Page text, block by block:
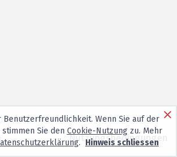
Nutzungsbedingungen
Wenn Sie auf der
Sie den Cookie-Nutzungzu. Mehr
. Hinweis schliessen